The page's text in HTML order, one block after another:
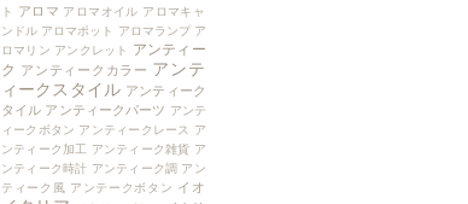
ト
アロマ アロマオイル アロマキャ
ンドル アロマポット アロマランプ ア
ロマリン アンクレット
アンティー
ク アンティークカラー アンテ
ィークスタイル アンティーク
タイル アンティークパーツ アンテ
ィークボタン アンティークレース
ア
ンティーク加工 アンティーク雑貨 ア
ンティーク時計 アンティーク調 アン
ティーク風
アンテークボタン イオ